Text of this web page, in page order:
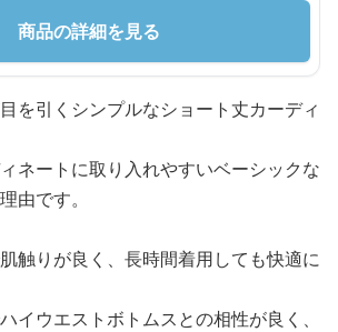
商品の詳細を見る
を引くシンプルなショート丈カーディ
ネートに取り入れやすいベーシックな
由です。
触りが良く、長時間着用しても快適に
イウエストボトムスとの相性が良く、